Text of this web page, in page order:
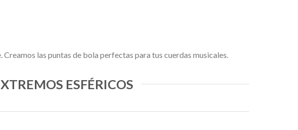
las puntas de bola perfectas para tus cuerdas musicales.
ESFÉRICOS